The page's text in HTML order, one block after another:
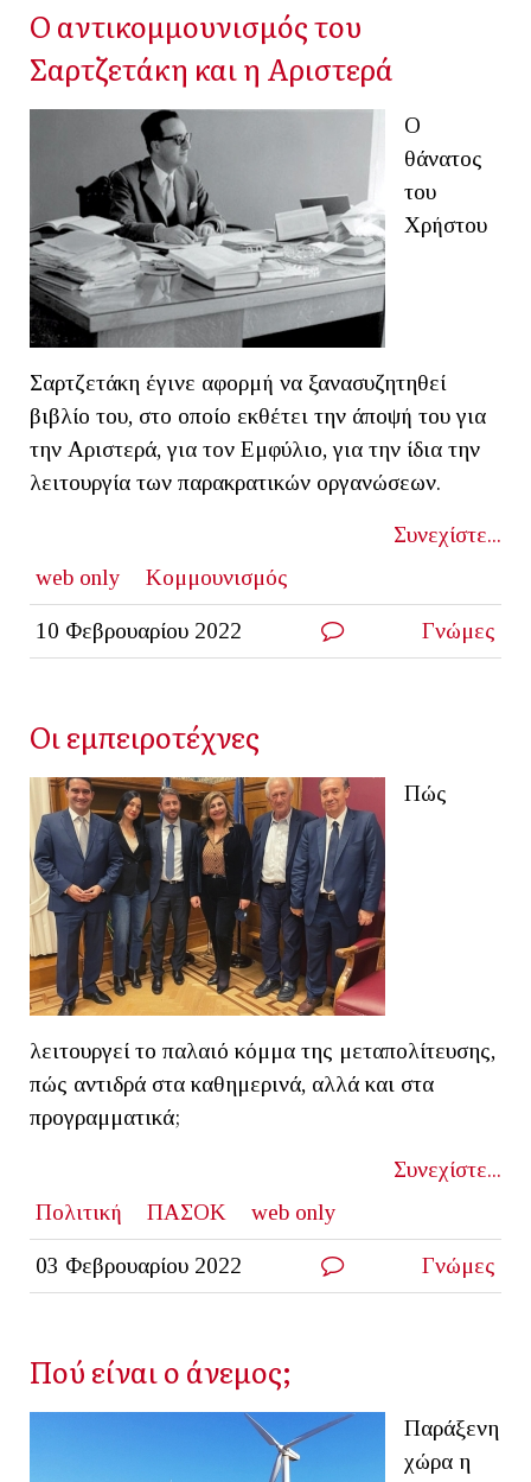
Ο αντικομμουνισμός του
Σαρτζετάκη και η Αριστερά
Ο
θάνατος
του
Χρήστου
Σαρτζετάκη έγινε αφορμή να ξανασυζητηθεί
βιβλίο του, στο οποίο εκθέτει την άποψή του για
την Αριστερά, για τον Εμφύλιο, για την ίδια την
λειτουργία των παρακρατικών οργανώσεων.
Συνεχίστε...
web only
Κομμουνισμός
10 Φεβρουαρίου 2022 Γνώμες
Οι εμπειροτέχνες
Πώς
λειτουργεί το παλαιό κόμμα της μεταπολίτευσης,
πώς αντιδρά στα καθημερινά, αλλά και στα
προγραμματικά;
Συνεχίστε...
Πολιτική
ΠΑΣΟΚ web only
03 Φεβρουαρίου 2022 Γνώμες
Πού είναι ο άνεμος;
Παράξενη
χώρα η